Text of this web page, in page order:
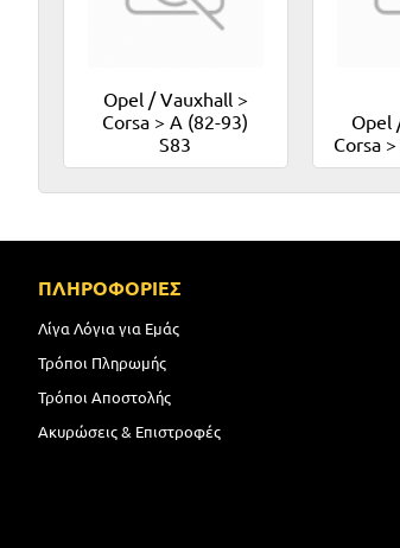
Opel / Vauxhall >
Corsa > A (82-93)
S83
Opel
Corsa
ΠΛΗΡΟΦΟΡΙΕΣ
Λίγα Λόγια για Εμάς
Τρόποι Πληρωμής
Τρόποι Αποστολής
Ακυρώσεις & Επιστροφές